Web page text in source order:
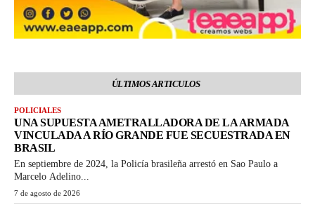
ÚLTIMOS ARTICULOS
POLICIALES
UNA SUPUESTA AMETRALLADORA DE LA ARMADA
VINCULADA A RÍO GRANDE FUE SECUESTRADA EN
BRASIL
En septiembre de 2024, la Policía brasileña arrestó en Sao Paulo a
Marcelo Adelino...
7 de agosto de 2026